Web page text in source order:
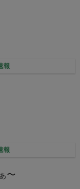
報
報
〜